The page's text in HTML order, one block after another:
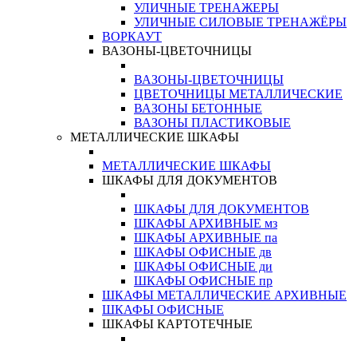
УЛИЧНЫЕ ТРЕНАЖЕРЫ
УЛИЧНЫЕ СИЛОВЫЕ ТРЕНАЖЁРЫ
ВОРКАУТ
ВАЗОНЫ-ЦВЕТОЧНИЦЫ
ВАЗОНЫ-ЦВЕТОЧНИЦЫ
ЦВЕТОЧНИЦЫ МЕТАЛЛИЧЕСКИЕ
ВАЗОНЫ БЕТОННЫЕ
ВАЗОНЫ ПЛАСТИКОВЫЕ
МЕТАЛЛИЧЕСКИЕ ШКАФЫ
МЕТАЛЛИЧЕСКИЕ ШКАФЫ
ШКАФЫ ДЛЯ ДОКУМЕНТОВ
ШКАФЫ ДЛЯ ДОКУМЕНТОВ
ШКАФЫ АРХИВНЫЕ мз
ШКАФЫ АРХИВНЫЕ па
ШКАФЫ ОФИСНЫЕ дв
ШКАФЫ ОФИСНЫЕ ди
ШКАФЫ ОФИСНЫЕ пр
ШКАФЫ МЕТАЛЛИЧЕСКИЕ АРХИВНЫЕ
ШКАФЫ ОФИСНЫЕ
ШКАФЫ КАРТОТЕЧНЫЕ